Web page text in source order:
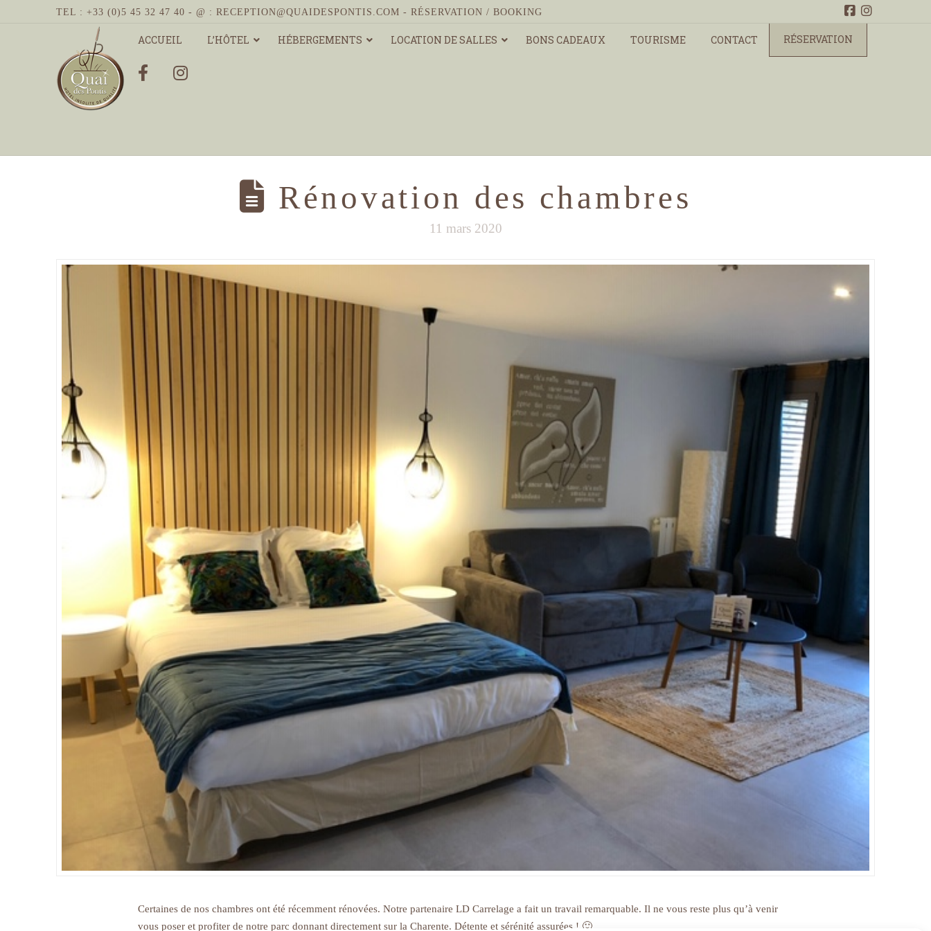
TEL : +33 (0)5 45 32 47 40 - @ : RECEPTION@QUAIDESPONTIS.COM - RÉSERVATION / BOOKING
ACCUEIL L’HÔTEL HÉBERGEMENTS LOCATION DE SALLES BONS CADEAUX TOURISME CONTACT RÉSERVATION
Rénovation des chambres
11 mars 2020
Certaines de nos chambres ont été récemment rénovées. Notre partenaire LD Carrelage a fait un travail remarquable. Il ne vous reste plus qu’à venir
vous poser et profiter de notre parc donnant directement sur la Charente. Détente et sérénité assurées ! 🙂